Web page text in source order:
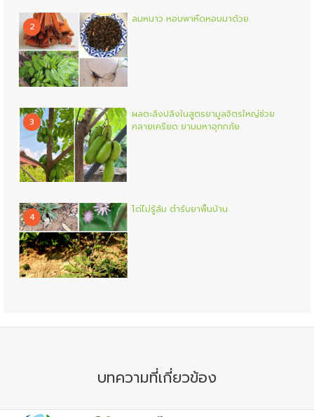
2
ลมหนาว หอบพาหืดหอบมาด้วย
3
ผลตะลิงปลิงในสูตรยามูลจิตรใหญ่ช่วย
คลายเครียด ยามมหาอุทกภัย
4
โด่ไม่รู้ล้ม ตำรับยาพื้นบ้าน
บทความที่เกี่ยวข้อง